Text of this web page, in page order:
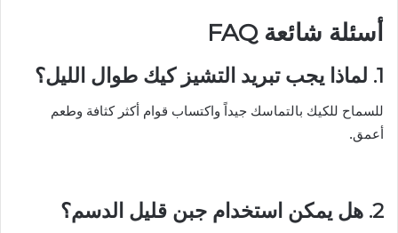
أسئلة شائعة FAQ
1. لماذا يجب تبريد التشيز كيك طوال الليل؟
للسماح للكيك بالتماسك جيداً واكتساب قوام أكثر كثافة وطعم
أعمق.
2. هل يمكن استخدام جبن قليل الدسم؟